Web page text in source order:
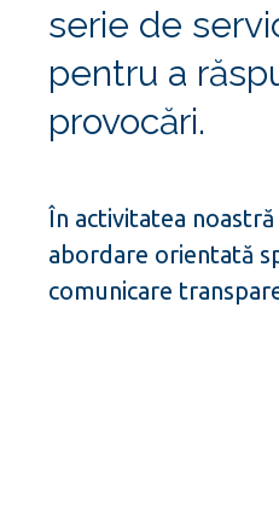
serie de
pentru a
provocări.
În activitatea
abordare orientată
comunicare